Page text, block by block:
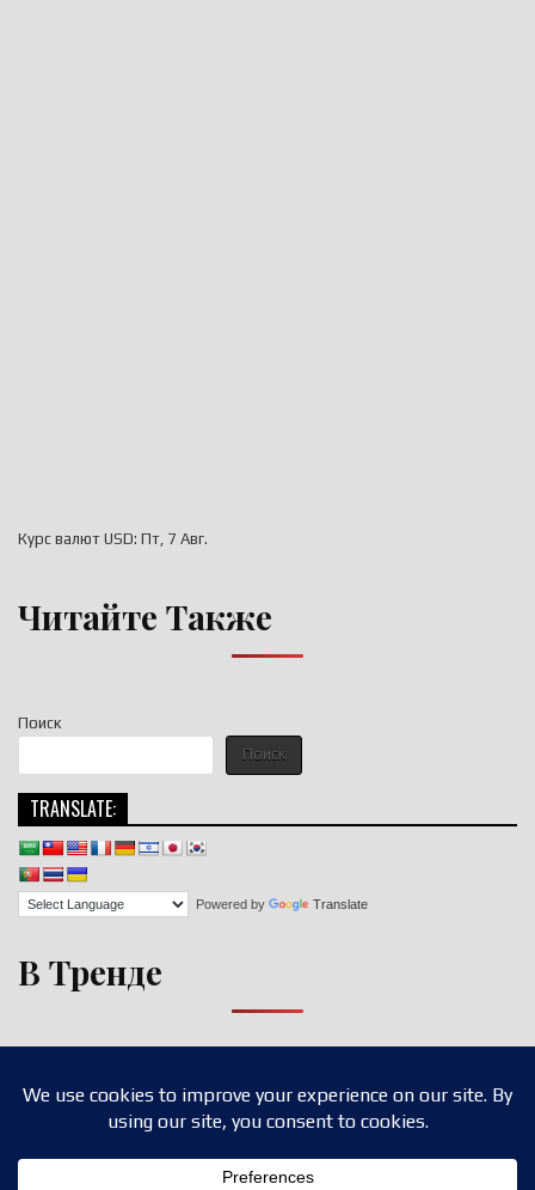
Поиск
Поиск
TRANSLATE:
Powered by Translate
В Тренде
Курс валют USD: Пт, 7 Авг.
Читайте Также
Design by ThemesDNA.com